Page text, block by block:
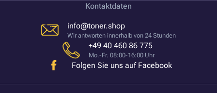
Kontaktdaten
info@toner.shop
Wir antworten innerhalb von 24 Stunden
+49 40 460 86 775
Mo.-Fr. 08:00-16:00 Uhr
Folgen Sie uns auf Facebook